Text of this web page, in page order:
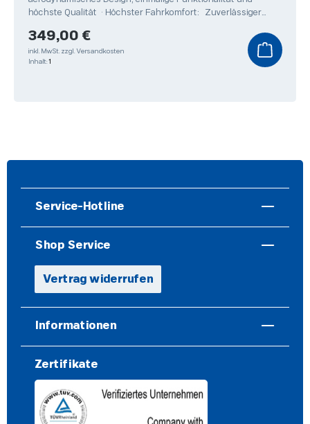
höchste Qualität • Höchster Fahrkomfort: Zuverlässiger
Regulärer Preis:
349,00 €
inkl. MwSt. zzgl. Versandkosten
Inhalt: 1
Service-Hotline
Shop Service
Vertrag widerrufen
Informationen
Zertifikate